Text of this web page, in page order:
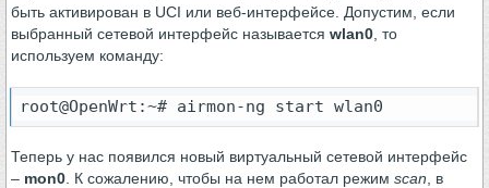
быть активирован в UCI или веб-интерфейсе. Допустим, если
выбранный сетевой интерфейс называется wlan0 , то
используем команду:
root@OpenWrt:~# airmon-ng start wlan0
Теперь у нас появился новый виртуальный сетевой интерфейс
– mon0 . К сожалению, чтобы на нем работал режим scan , в